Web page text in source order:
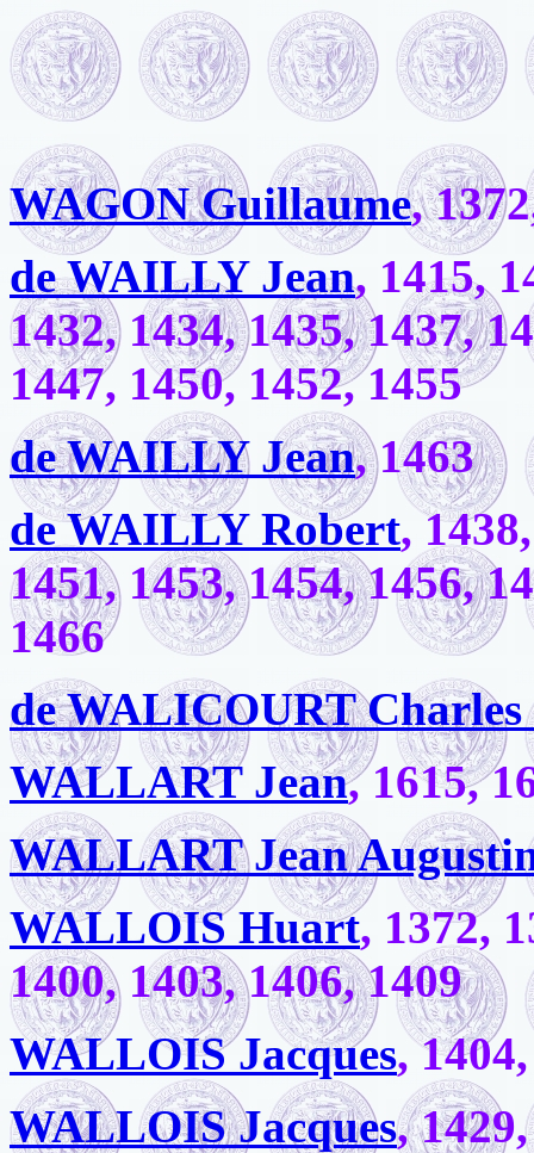
WAGON Guillaume,
de WAILLY Jean, 1415,
1432, 1434, 1435, 1437,
1447, 1450, 1452, 1455
de WAILLY Jean, 1463
de WAILLY Robert,
1451, 1453, 1454, 1456,
1466
de WALICOURT
WALLART Jean, 1615,
WALLART Jean
WALLOIS Huart, 1372,
1400, 1403, 1406, 1409
WALLOIS Jacques,
WALLOIS Jacques,